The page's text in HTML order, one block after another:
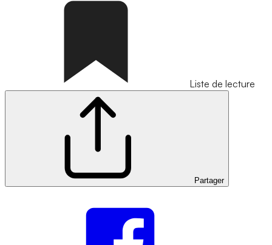
Liste de lecture
Partager